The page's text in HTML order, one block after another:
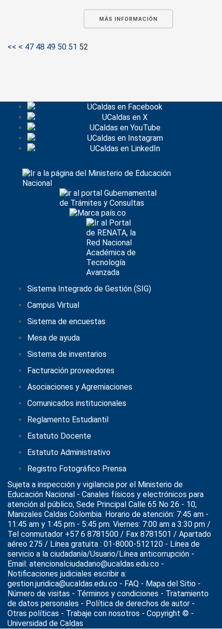
MÁS INFORMACIÓN
<< < 47 48 49 50 51 52
Sistema Integrado de Gestión (SIG)
Campus Virtual
Sistema de encuestas
Mesa de ayuda
Sistema de inventarios
Facturación proveedores
Asociaciones y Agremiaciones
Comunicados institucionales
Reglamento Estudiantil
Estatuto Docente
Estatuto Administrativo
Registro Fotográfico Prensa
Sujeta a inspección y vigilancia por el Ministerio de
Educación Nacional - Canales físicos y electrónicos para
atención al público, Sede Principal Calle 65 No 26 - 10,
Manizales Caldas Colombia. Horario de atención: 7:45 am -
11:45 am y 1:45 pm - 5:45 pm. Viernes: 7:00 am a 3:30 pm /
Tel conmutador +57 6 8781500 / Fax 8781501 / Apartado
aéreo 275 / Línea gratuita : 01-8000-512120 - Línea de
servicio a la ciudadanía/Usuario/Línea anticorrupción -
Email: atencionalciudadano@ucaldas.edu.co -
Notificaciones judiciales escribir a:
gestion.juridica@ucaldas.edu.co - FAQ - Mapa del Sitio -
Número de visitas - Términos y condiciones - Tratamiento
de datos personales - Política de derechos de autor -
Otras políticas - Trabaje con nosotros - Copyright © -
Universidad de Caldas